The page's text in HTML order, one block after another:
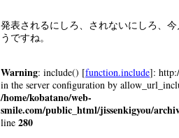
発表されるにしろ、されないにしろ、
うですね。
Warning: include() [function.include]:
in the server configuration by
/home/kobatano/web-
smile.com/public_html/jissenkigyou/
line 280